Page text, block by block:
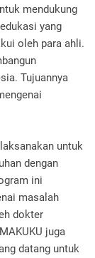
mendukung
yang
oleh para ahli.
Tujuannya
untuk
dengan
ini
masalah
dokter
juga
datang untuk